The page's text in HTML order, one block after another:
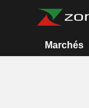
Marchés